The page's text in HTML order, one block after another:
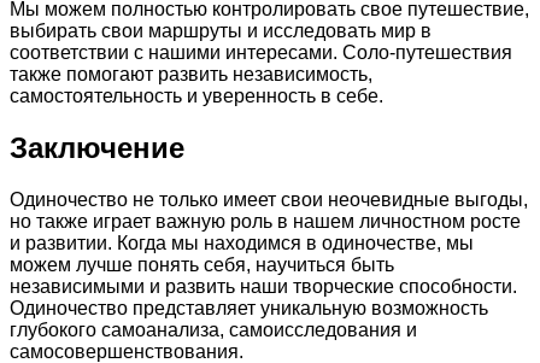
Мы можем полностью контролировать свое путешествие,
выбирать свои маршруты и исследовать мир в
соответствии с нашими интересами. Соло-путешествия
также помогают развить независимость,
самостоятельность и уверенность в себе.
Заключение
Одиночество не только имеет свои неочевидные выгоды,
но также играет важную роль в нашем личностном росте
и развитии. Когда мы находимся в одиночестве, мы
можем лучше понять себя, научиться быть
независимыми и развить наши творческие способности.
Одиночество представляет уникальную возможность
глубокого самоанализа, самоисследования и
самосовершенствования.